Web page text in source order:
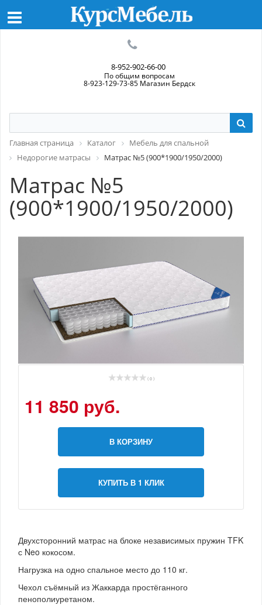
8-952-902-66-00
По общим вопросам
8-923-129-73-85 Магазин Бердск
Главная страница Каталог
Мебель для спальной
Недорогие матрасы
Матрас №5 (900*1900/1950/2000)
Матрас №5
(900*1900/1950/2000)
( 0 )
11 850 руб.
В КОРЗИНУ
КУПИТЬ В 1 КЛИК
Двухсторонний матрас на блоке независимых пружин TFK
с Neo кокосом.
Нагрузка на одно спальное место до 110 кг.
Чехол съёмный из Жаккарда простёганного
пенополиуретаном.